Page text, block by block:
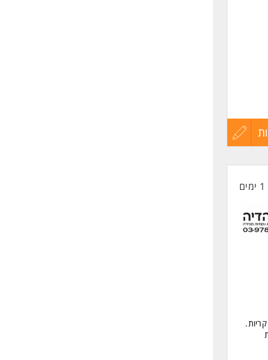
עדכון
1 ימים